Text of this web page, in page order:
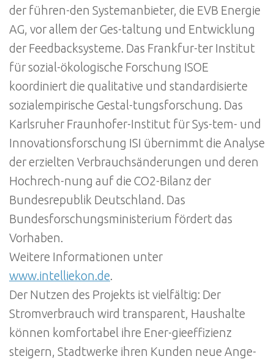
der führen-den Systemanbieter, die EVB Energie
AG, vor allem der Ges-taltung und Entwicklung
der Feedbacksysteme. Das Frankfur-ter Institut
für sozial-ökologische Forschung ISOE
koordiniert die qualitative und standardisierte
sozialempirische Gestal-tungsforschung. Das
Karlsruher Fraunhofer-Institut für Sys-tem- und
Innovationsforschung ISI übernimmt die Analyse
der erzielten Verbrauchsänderungen und deren
Hochrech-nung auf die CO2-Bilanz der
Bundesrepublik Deutschland. Das
Bundesforschungsministerium fördert das
Vorhaben.
Weitere Informationen unter
www.intelliekon.de.
Der Nutzen des Projekts ist vielfältig: Der
Stromverbrauch wird transparent, Haushalte
können komfortabel ihre Ener-gieeffizienz
steigern, Stadtwerke ihren Kunden neue Ange-